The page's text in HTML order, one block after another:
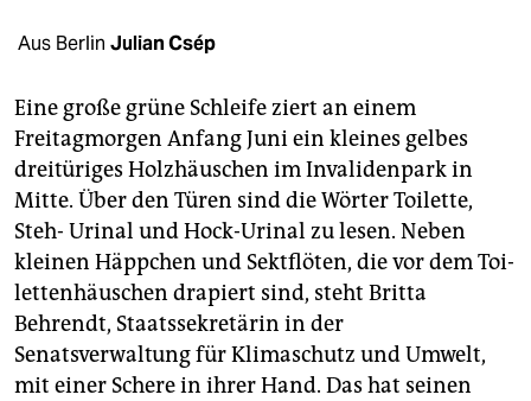
fragen & hilfe
abo
genossenschaft
epaper login
Aus Berlin Julian Csép
Eine große grüne Schleife ziert an einem
Freitagmorgen Anfang Juni ein kleines gelbes
dreitüriges Holzhäuschen im Invalidenpark in
Mitte. Über den Türen sind die Wörter Toilette,
Steh- Urinal und Hock-Urinal zu lesen. Neben
kleinen Häppchen und Sektflöten, die vor dem Toi­
lettenhäuschen drapiert sind, steht Britta
Behrendt, Staatssekretärin in der
Senatsverwaltung für Klimaschutz und Umwelt,
mit einer Schere in ihrer Hand. Das hat seinen